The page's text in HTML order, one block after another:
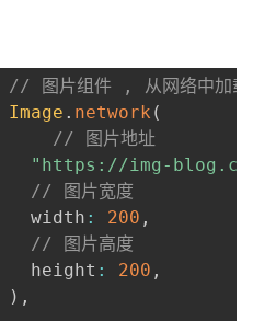
// 图片组件 , 从网络中加载
Image . network (
// 图片地址
"https://img-
// 图片宽度
width
: 200 ,
// 图片高度
height
: 200 ,
) ,